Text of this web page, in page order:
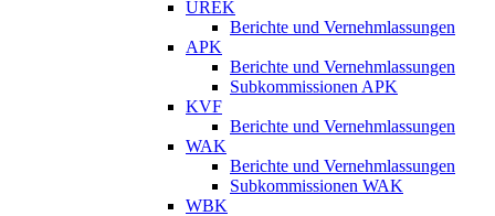
UREK
Berichte und Vernehmlassungen
APK
Berichte und Vernehmlassungen
Subkommissionen APK
KVF
Berichte und Vernehmlassungen
WAK
Berichte und Vernehmlassungen
Subkommissionen WAK
WBK